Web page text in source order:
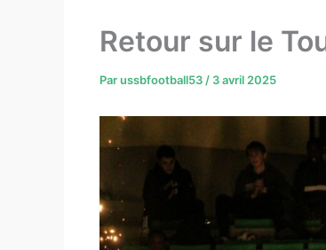
Retour sur le
Parussbfootball53 / 3 avril 2025